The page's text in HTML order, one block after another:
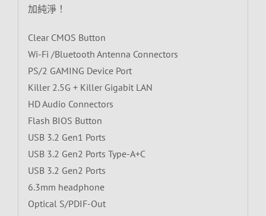
加純淨！
Clear CMOS Button
Wi-Fi /Bluetooth Antenna Connectors
PS/2 GAMING Device Port
Killer 2.5G + Killer Gigabit LAN
HD Audio Connectors
Flash BIOS Button
USB 3.2 Gen1 Ports
USB 3.2 Gen2 Ports Type-A+C
USB 3.2 Gen2 Ports
6.3mm headphone
Optical S/PDIF-Out